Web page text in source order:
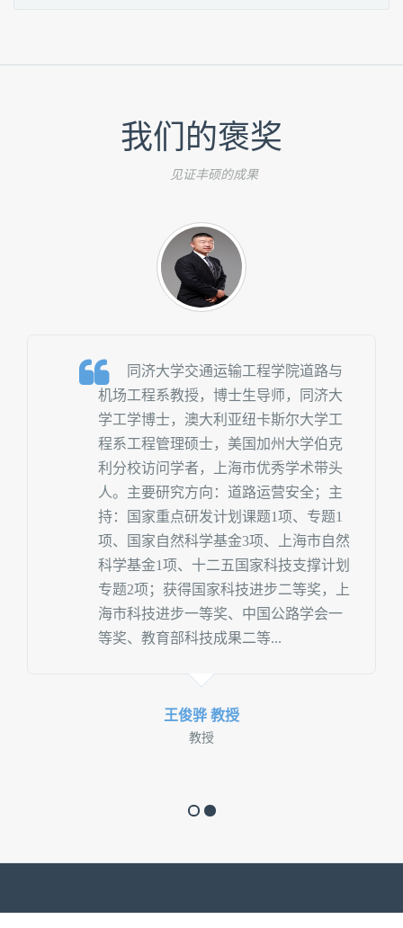
我们的褒奖
见证丰硕的成果
同济大学交通运输工程学院道路与
机场工程系教授，博士生导师，同济大
学工学博士，澳大利亚纽卡斯尔大学工
程系工程管理硕士，美国加州大学伯克
利分校访问学者，上海市优秀学术带头
人。主要研究方向：道路运营安全；主
持：国家重点研发计划课题1项、专题1
项、国家自然科学基金3项、上海市自然
科学基金1项、十二五国家科技支撑计划
专题2项；获得国家科技进步二等奖，上
海市科技进步一等奖、中国公路学会一
等奖、教育部科技成果二等...
王俊骅 教授
教授